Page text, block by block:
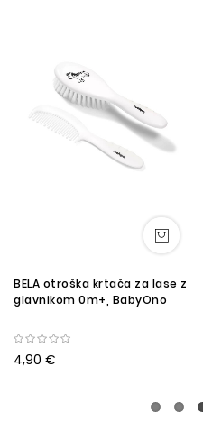
BELA otroška krtača za lase z
glavnikom 0m+, BabyOno
4,90 €